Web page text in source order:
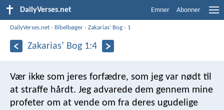
DailyVerses.net Emner Abonner
DailyVerses.net › Bibelbøger ›Zakariasʼ Bog › 1
Zakariasʼ Bog 1:4
Vær ikke som jeres forfædre, som jeg var nødt til
at straffe hårdt. Jeg advarede dem gennem mine
profeter om at vende om fra deres ugudelige